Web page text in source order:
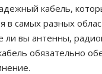
кабель,
в самых разных
ли вы антенны,
обязательно